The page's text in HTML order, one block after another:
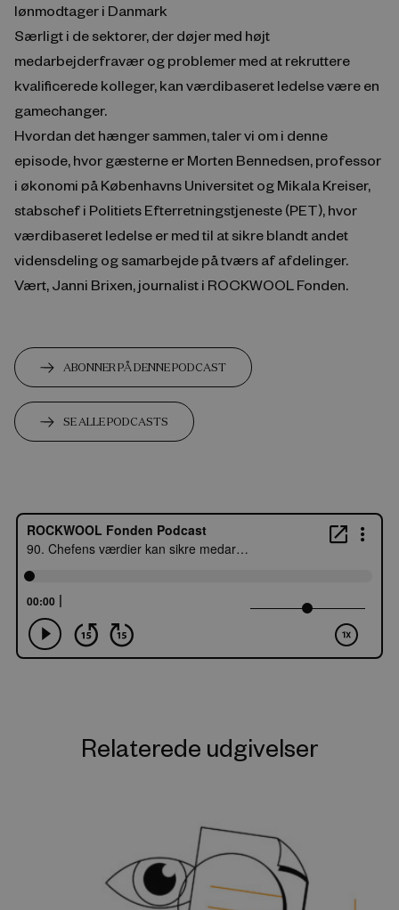
lønmodtager i Danmark
Særligt i de sektorer, der døjer med højt
medarbejderfravær og problemer med at rekruttere
kvalificerede kolleger, kan værdibaseret ledelse være en
gamechanger.
Hvordan det hænger sammen, taler vi om i denne
episode, hvor gæsterne er Morten Bennedsen, professor
i økonomi på Københavns Universitet og Mikala Kreiser,
stabschef i Politiets Efterretningstjeneste (PET), hvor
værdibaseret ledelse er med til at sikre blandt andet
vidensdeling og samarbejde på tværs af afdelinger.
Vært, Janni Brixen, journalist i ROCKWOOL Fonden.
ABONNER PÅ DENNE PODCAST
SE ALLE PODCASTS
Relaterede udgivelser